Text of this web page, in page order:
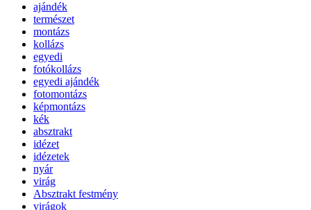
ajándék
természet
montázs
kollázs
egyedi
fotókollázs
egyedi ajándék
fotomontázs
képmontázs
kék
absztrakt
idézet
idézetek
nyár
virág
Absztrakt festmény
virágok